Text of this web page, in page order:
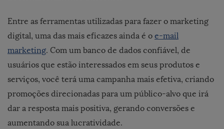
Entre as ferramentas utilizadas para fazer o marketing
digital, uma das mais eficazes ainda é o e-mail
marketing. Com um banco de dados confiável, de
usuários que estão interessados em seus produtos e
serviços, você terá uma campanha mais efetiva, criando
promoções direcionadas para um público-alvo que irá
dar a resposta mais positiva, gerando conversões e
aumentando sua lucratividade.